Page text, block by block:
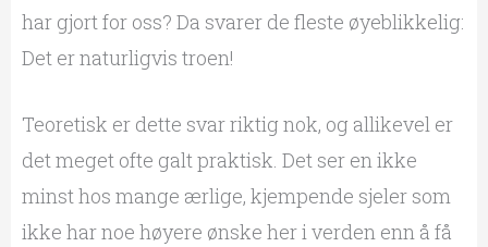
har gjort for oss? Da svarer de fleste øyeblikkelig:
Det er naturligvis troen!
Teoretisk er dette svar riktig nok, og allikevel er
det meget ofte galt praktisk. Det ser en ikke
minst hos mange ærlige, kjempende sjeler som
ikke har noe høyere ønske her i verden enn å få